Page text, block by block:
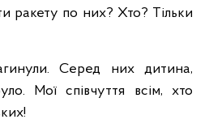
ракету по них? Хто? Тільки
Серед них дитина,
Мої співчуття всім, хто